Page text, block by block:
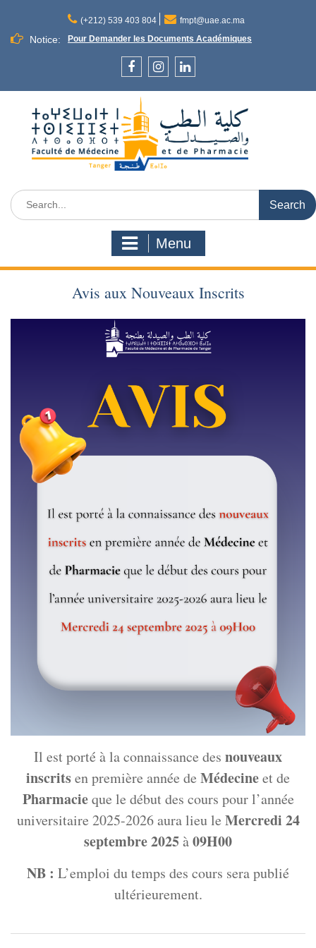
content
(+212) 539 403 804 fmpt@uae.ac.ma
Notice: Pour Demander les Documents Académiques
Search
for:
Menu
Avis aux Nouveaux Inscrits
Il est porté à la connaissance des nouveaux
inscritsen première année de Médecineet de
Pharmacieque le début des cours pour l’année
universitaire 2025-2026 aura lieu le Mercredi 24
septembre 2025à09H00
NB : L’emploi du temps des cours sera publié
ultérieurement.